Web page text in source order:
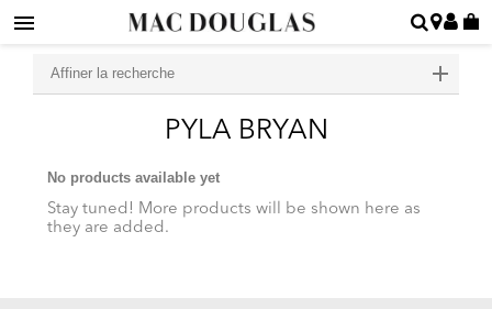
Affiner la recherche
PYLA BRYAN
No products available yet
Stay tuned! More products will be shown here as
they are added.